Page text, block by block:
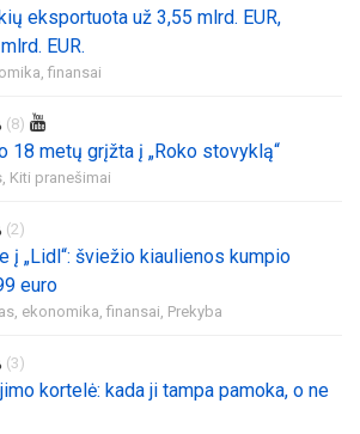
eksportuota už 3,55 mlrd. EUR,
EUR.
finansai
(8)
18 metų grįžta į „Roko stovyklą“
Kiti pranešimai
(2)
į „Lidl“: šviežio kiaulienos kumpio
euro
ekonomika, finansai, Prekyba
(3)
kortelė: kada ji tampa pamoka, o ne